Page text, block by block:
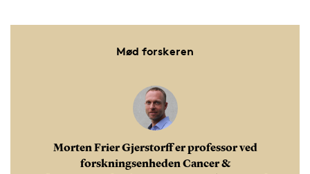
Mød forskeren
Morten Frier Gjerstorff er professor ved
forskningsenheden Cancer &